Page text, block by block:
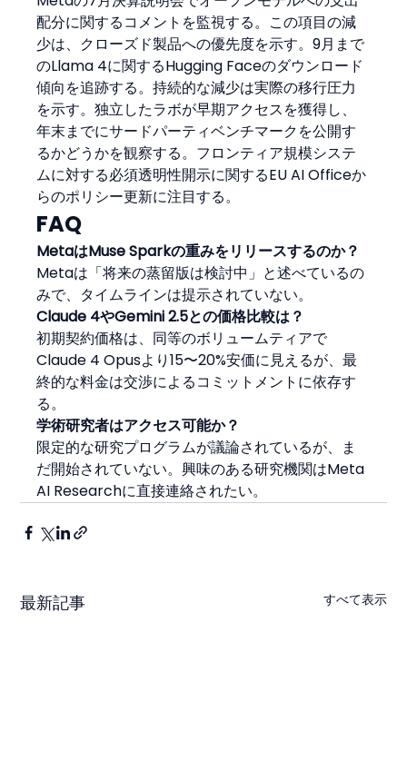
配分に関するコメントを監視する。この項目の減
少は、クローズド製品への優先度を示す。9月まで
のLlama 4に関するHugging Faceのダウンロード
傾向を追跡する。持続的な減少は実際の移行圧力
を示す。独立したラボが早期アクセスを獲得し、
年末までにサードパーティベンチマークを公開す
るかどうかを観察する。フロンティア規模システ
ムに対する必須透明性開示に関するEU AI Officeか
らのポリシー更新に注目する。
FAQ
MetaはMuse Sparkの重みをリリースするのか？
Metaは「将来の蒸留版は検討中」と述べているの
みで、タイムラインは提示されていない。
Claude 4やGemini 2.5との価格比較は？
初期契約価格は、同等のボリュームティアで
Claude 4 Opusより15〜20%安価に見えるが、最
終的な料金は交渉によるコミットメントに依存す
る。
学術研究者はアクセス可能か？
限定的な研究プログラムが議論されているが、ま
だ開始されていない。興味のある研究機関はMeta
AI Researchに直接連絡されたい。
最新記事 すべて表示